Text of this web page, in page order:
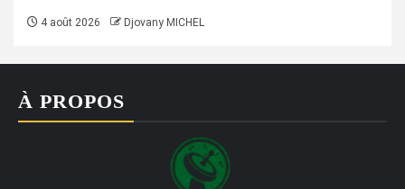
4 août 2026 Djovany MICHEL
À PROPOS